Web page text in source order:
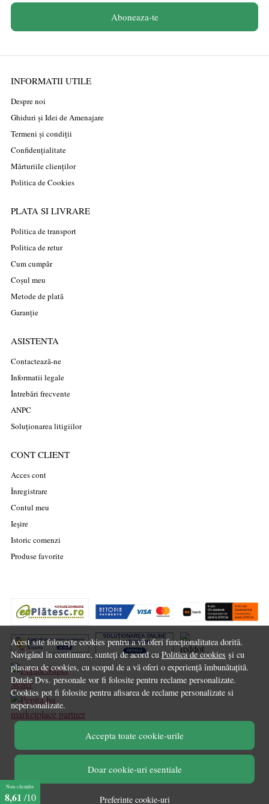
Acest site folosește cookies pentru a vă oferi funcționalitatea dorită.
Navigând în continuare, sunteți de acord cuPolitica de cookies și cu
plasarea de cookies, cu scopul de a vă oferi o experiență îmbunătațită.
Datele Dvs. personale vor fi folosite pentru reclame personalizate.
Cookies pot fi folosite pentru afisarea de reclame personalizate si
nepersonalizate.
Accepta toate cookie-urile
Doar cookie-uri esentiale
Preferinte cookie-uri
Aboneaza-te
INFORMATII UTILE
Despre noi
Ghiduri și Idei de Amenajare
Termeni și condiții
Confidențialitate
Mărturiile clienților
Politica de Cookies
PLATA SI LIVRARE
Politica de transport
Politica de retur
Cum cumpăr
Coșul meu
Metode de plată
Garanție
ASISTENTA
Contactează-ne
Informatii legale
Întrebări frecvente
ANPC
Soluționarea litigiilor
CONT CLIENT
Acces cont
Înregistrare
Contul meu
Ieșire
Istoric comenzi
Produse favorite
marketplace partner
Nota clienților
8,61 /10